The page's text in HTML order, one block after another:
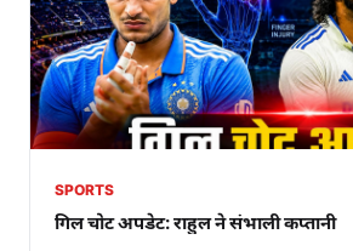
SPORTS
गिल चोट अपडेट: राहुल ने संभाली कप्तानी